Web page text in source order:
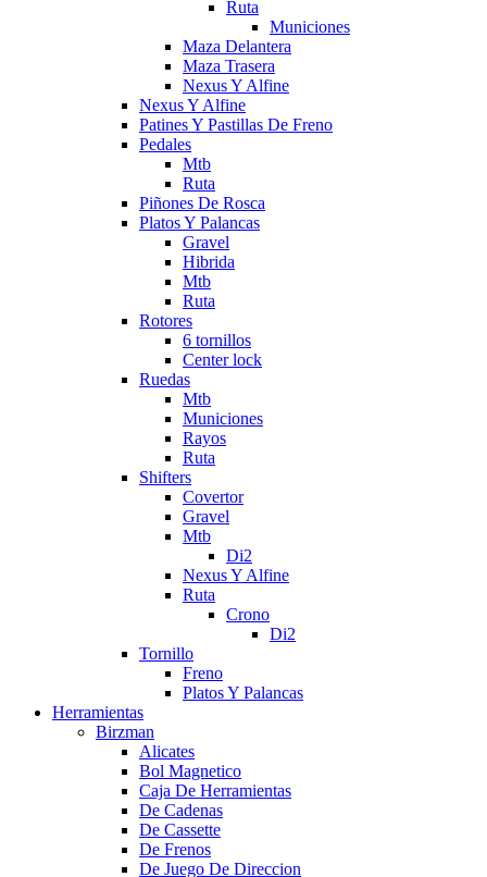
Ruta
Municiones
Maza Delantera
Maza Trasera
Nexus Y Alfine
Nexus Y Alfine
Patines Y Pastillas De Freno
Pedales
Mtb
Ruta
Piñones De Rosca
Platos Y Palancas
Gravel
Hibrida
Mtb
Ruta
Rotores
6 tornillos
Center lock
Ruedas
Mtb
Municiones
Rayos
Ruta
Shifters
Covertor
Gravel
Mtb
Di2
Nexus Y Alfine
Ruta
Crono
Di2
Tornillo
Freno
Platos Y Palancas
Herramientas
Birzman
Alicates
Bol Magnetico
Caja De Herramientas
De Cadenas
De Cassette
De Frenos
De Juego De Direccion